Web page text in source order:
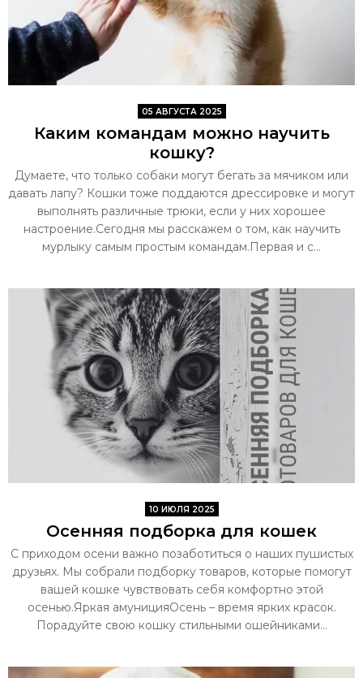
05 АВГУСТА 2025
Каким командам можно научить
кошку?
Думаете, что только собаки могут бегать за мячиком или
давать лапу? Кошки тоже поддаются дрессировке и могут
выполнять различные трюки, если у них хорошее
настроение.Сегодня мы расскажем о том, как научить
мурлыку самым простым командам.Первая и с...
10 ИЮЛЯ 2025
Осенняя подборка для кошек
С приходом осени важно позаботиться о наших пушистых
друзьях. Мы собрали подборку товаров, которые помогут
вашей кошке чувствовать себя комфортно этой
осенью.Яркая амуницияОсень – время ярких красок.
Порадуйте свою кошку стильными ошейниками...